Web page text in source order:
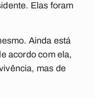
Elas foram
Ainda está
acordo com ela,
mas de